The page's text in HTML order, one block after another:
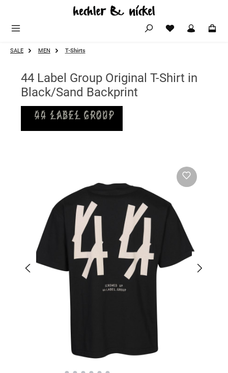
Zum Hauptinhalt springen
SALE MEN T-Shirts
44 Label Group Original T-Shirt in
Black/Sand Backprint